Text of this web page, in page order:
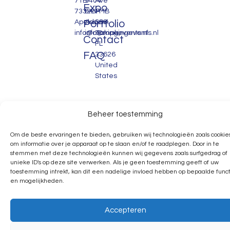
Beheer toestemming
Om de beste ervaringen te bieden, gebruiken wij technologieën zoals
informatie over je apparaat op te slaan en/of te raadplegen. Door in te
met deze technologieën kunnen wij gegevens zoals surfgedrag of unieke
deze site verwerken. Als je geen toestemming geeft of uw toestemming
Accepteren
7332BP
Apeldoorn
info@makingevents.nl
EA
Assen
info@makingevents.nl
PMB
558.
Tampa,
FL
33626
United
States
Expo
Portfolio
Contact
FAQ